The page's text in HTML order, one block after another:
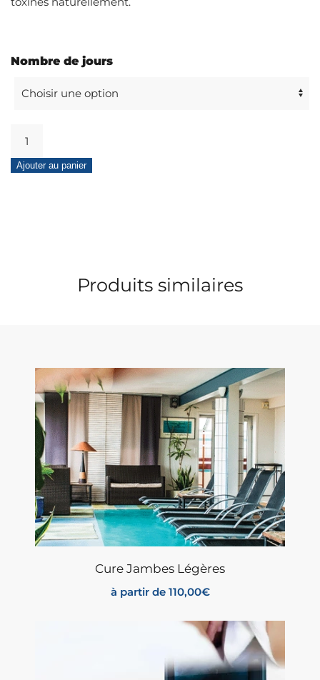
Nombre de jours
Cure
Ajouter au panier
Produits similaires
Cure Jambes Légères
à partir de 110,00€